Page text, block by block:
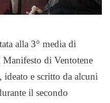
alla 3° media di
di Ventotene
ideato e scritto da alcuni
il secondo